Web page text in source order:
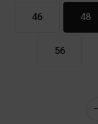
46 48
56